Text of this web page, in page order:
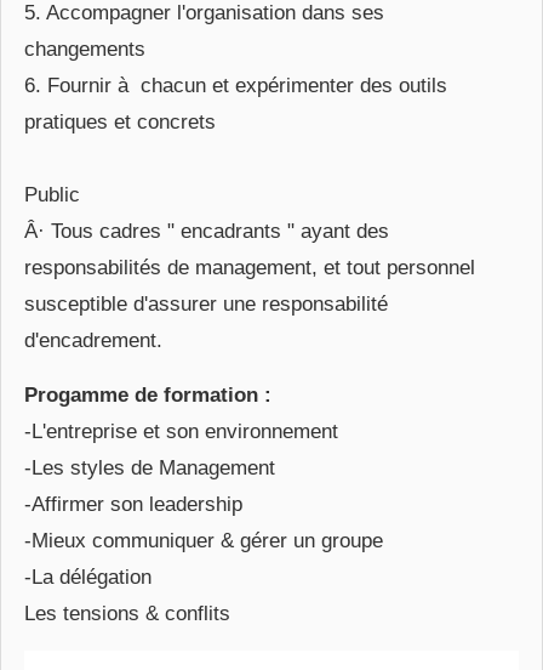
5. Accompagner l'organisation dans ses
changements
6. Fournir à chacun et expérimenter des outils
pratiques et concrets
Public
Â· Tous cadres " encadrants " ayant des
responsabilités de management, et tout personnel
susceptible d'assurer une responsabilité
d'encadrement.
Progamme de formation :
-L'entreprise et son environnement
-Les styles de Management
-Affirmer son leadership
-Mieux communiquer & gérer un groupe
-La délégation
Les tensions & conflits